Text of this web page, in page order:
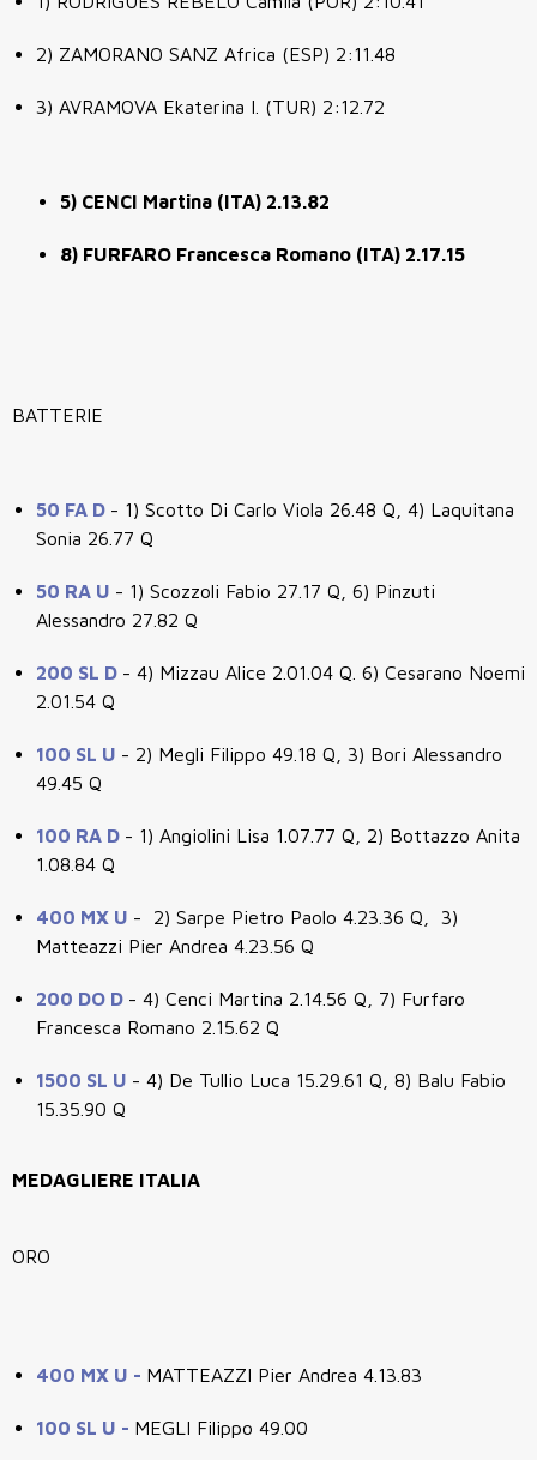
2) ZAMORANO SANZ Africa (ESP) 2:11.48
3) AVRAMOVA Ekaterina I. (TUR) 2:12.72
5) CENCI Martina (ITA) 2.13.82
8) FURFARO Francesca Romano (ITA) 2.17.15
BATTERIE
50 FA D - 1) Scotto Di Carlo Viola 26.48 Q, 4) Laquitana
Sonia 26.77 Q
50 RA U - 1) Scozzoli Fabio 27.17 Q, 6) Pinzuti
Alessandro 27.82 Q
200 SL D - 4) Mizzau Alice 2.01.04 Q. 6) Cesarano Noemi
2.01.54 Q
100 SL U - 2) Megli Filippo 49.18 Q, 3) Bori Alessandro
49.45 Q
100 RA D - 1) Angiolini Lisa 1.07.77 Q, 2) Bottazzo Anita
1.08.84 Q
400 MX U - 2) Sarpe Pietro Paolo 4.23.36 Q, 3)
Matteazzi Pier Andrea 4.23.56 Q
200 DO D - 4) Cenci Martina 2.14.56 Q, 7) Furfaro
Francesca Romano 2.15.62 Q
1500 SL U - 4) De Tullio Luca 15.29.61 Q, 8) Balu Fabio
15.35.90 Q
MEDAGLIERE ITALIA
ORO
400 MX U - MATTEAZZI Pier Andrea 4.13.83
100 SL U - MEGLI Filippo 49.00